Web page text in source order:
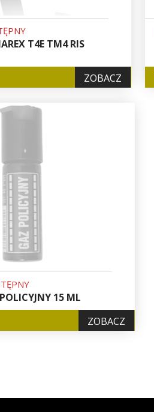
T4E TM4 RIS
ZOBACZ
15 ML
ZOBACZ